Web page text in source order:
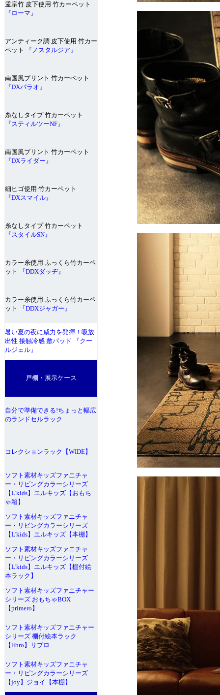
孟宗竹 皮下使用 竹カーペット
『ローマ』
アンティーク調 皮下使用 竹カー
ペット
『ノスタルジア』
南国風プリント 竹カーペット
『DXパラオ』
糸なしタイプ 竹カーペット
『スティルツーNF』
南国風プリント 竹カーペット
『DXライダー』
細ヒゴ使用 竹カーペット
『DXスマイル』
糸なしタイプ 竹カーペット
『スタイルSN』
カラー糸使用 ふっくら竹カーペ
ット
『DDXダッヂ』
カラー糸使用 ふっくら竹カーペ
ット
『DDXジャガー』
暑い夏の夜に威力を発揮！吸放
出性 接触冷感 敷パッド 『クー
ルジェル』
戸棚・展示ケース
自分で準備できる!ちょっと幅広
のランドセルラック
コレクションラック【WIDE】
ソフト素材キッズファニチャ
ー・リビングカラーシリーズ
【L'kids】エルキッズ【おもち
ゃ箱】
ソフト素材キッズファニチャ
ー・リビングカラーシリーズ
【L'kids】エルキッズ【本棚】
ソフト素材キッズファニチャ
ー・リビングカラーシリーズ
【L'kids】エルキッズ【棚付絵
本ラック】
ソフト素材キッズファニチャー
シリーズ おもちゃBOX
【primero】
ソフト素材キッズファニチャー
シリーズ 棚付絵本ラック
【libro】リブロ
ソフト素材キッズファニチャ
ー・リビングカラーシリーズ
【joy】ジョイ【本棚】